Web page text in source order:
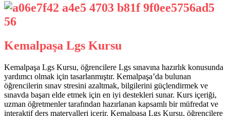
Kemalpaşa Lgs Kursu
Kemalpaşa Lgs Kursu, öğrencilere Lgs sınavına hazırlık konusunda
yardımcı olmak için tasarlanmıştır. Kemalpaşa’da bulunan
öğrencilerin sınav stresini azaltmak, bilgilerini güçlendirmek ve
sınavda başarı elde etmek için en iyi destekleri sunar. Kurs içeriği,
uzman öğretmenler tarafından hazırlanan kapsamlı bir müfredat ve
interaktif ders materyalleri içerir. Kemalpaşa Lgs Kursu, öğrencilere